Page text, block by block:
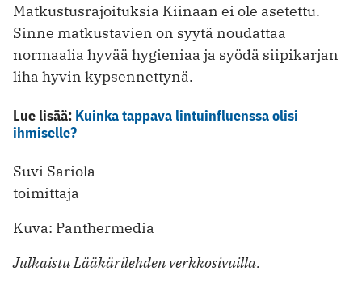
Matkustusrajoituksia Kiinaan ei ole asetettu.
Sinne matkustavien on syytä noudattaa
normaalia hyvää hygieniaa ja syödä siipikarjan
liha hyvin kypsennettynä.
Lue lisää: Kuinka tappava lintuinfluenssa olisi
ihmiselle?
Suvi Sariola
toimittaja
Kuva: Panthermedia
Julkaistu Lääkärilehden verkkosivuilla.